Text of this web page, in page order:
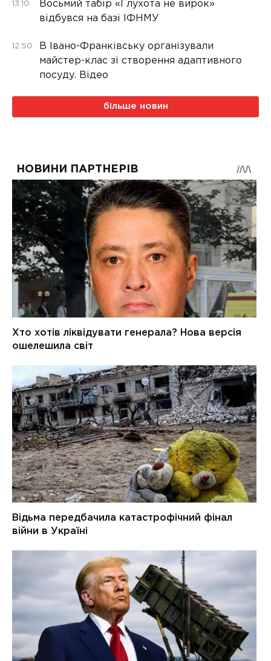
13:10
Восьмий табір «Глухота не вирок»
відбувся на базі ІФНМУ
12:50
В Івано-Франківську організували
майстер-клас зі створення адаптивного
посуду. Відео
більше новин